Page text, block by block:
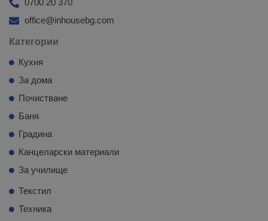
0700 20 370
office@inhousebg.com
Категории
Кухня
За дома
Почистване
Баня
Градина
Канцеларски материали
За училище
Текстил
Техника